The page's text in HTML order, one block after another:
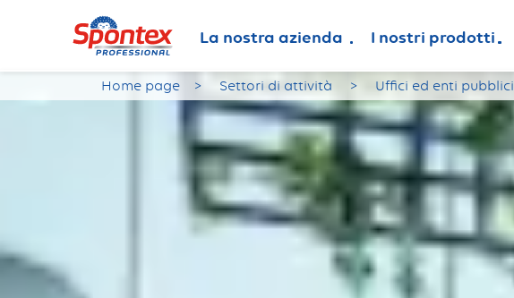
La nostra azienda I nostri prodotti
Home page Settori di attività Uffici ed enti pubblici